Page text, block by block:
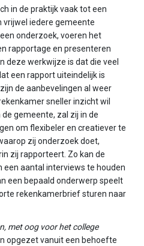
in de praktijk vaak tot een
vrijwel iedere gemeente
onderzoek, voeren het
rapportage en presenteren
deze werkwijze is dat die veel
een rapport uiteindelijk is
de aanbevelingen al weer
sneller inzicht wil
gemeente, zal zij in de
om flexibeler en creatiever te
zij onderzoek doet,
zij rapporteert. Zo kan de
een aantal interviews te houden
een bepaald onderwerp speelt
rekenkamerbrief sturen naar
met oog voor het college
opgezet vanuit een behoefte